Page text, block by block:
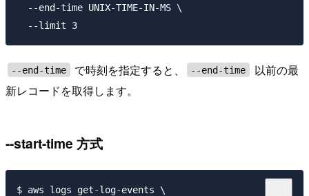
  --end-time UNIX-TIME-IN-MS \
--end-time で時刻を指定すると、 --end-time
以前の最
新レコードを取得します。
--start-time 方式
$ aws logs get-log-events \